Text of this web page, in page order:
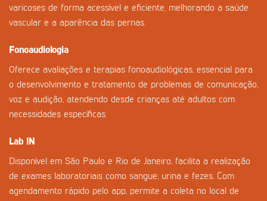
varicoses de forma acessível e eficiente, melhorando a saúde
vascular e a aparência das pernas.
Fonoaudiologia
Oferece avaliações e terapias fonoaudiológicas, essencial para
o desenvolvimento e tratamento de problemas de comunicação,
voz e audição, atendendo desde crianças até adultos com
necessidades específicas.
Lab IN
Disponível em São Paulo e Rio de Janeiro, facilita a realização
de exames laboratoriais como sangue, urina e fezes. Com
agendamento rápido pelo app, permite a coleta no local de